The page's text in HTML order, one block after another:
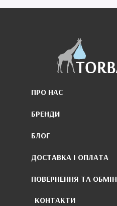
ПРО НАС
БРЕНДИ
БЛОГ
ДОСТАВКА І ОПЛАТА
ПОВЕРНЕННЯ ТА ОБМІН
КОНТАКТИ